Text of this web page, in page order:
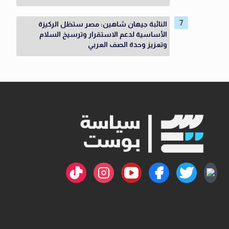
النائبة جيهان شاهين: مصر ستظل الركيزة
الأساسية لدعم الاستقرار وترسيخ السلام
وتعزيز وحدة الصف العربي